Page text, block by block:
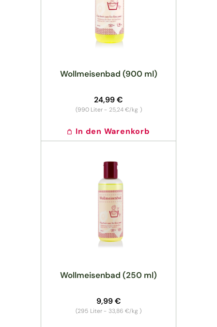
Wollmeisenbad (900 ml)
Normaler
Preis
24,99 €
(990 Liter - Grundpreis
25,24 €/kg )
In den Warenkorb
Wollmeisenbad (250 ml)
Normaler
Preis
9,99 €
(295 Liter - Grundpreis
33,86 €/kg )